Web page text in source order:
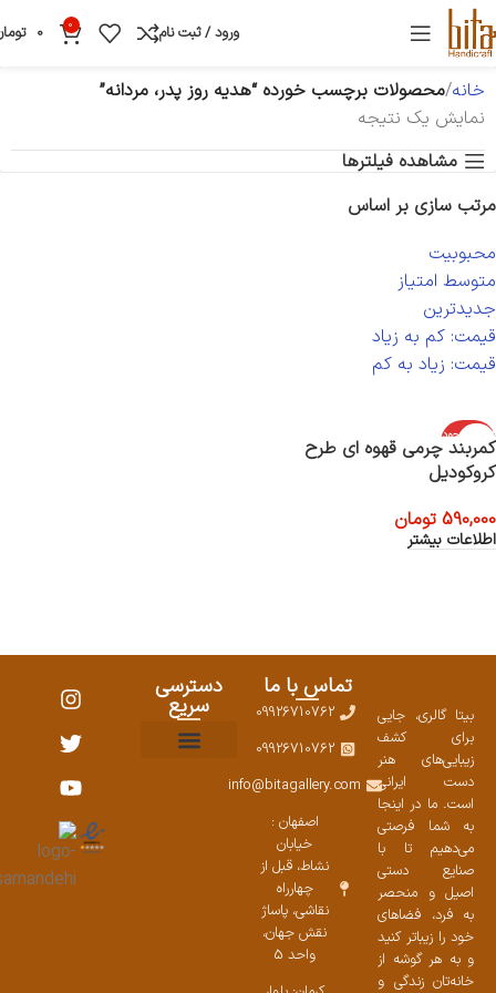
ورود / ثبت نام 0
0
خانه محصولات برچسب خورده “هدیه روز پدر، مردانه”
نمایش یک نتیجه
مشاهده فیلترها
مرتب سازی بر اساس
محبوبیت
متوسط امتیاز
جدیدترین
قیمت: کم به زیاد
قیمت: زیاد به کم
اتمام موجود
ی
کمربند چرمی قهوه ای طرح
کروکودیل
590,000 تومان
اطلاعات بیشتر
بیتا گالری، جایی
برای کشف
زیبایی‌های هنر
دست ایرانی
است. ما در اینجا
به شما فرصتی
می‌دهیم تا با
صنایع دستی
اصیل و منحصر
به فرد، فضاهای
خود را زیباتر کنید
و به هر گوشه از
خانه‌تان زندگی و
تماس با ما
09926710762
09926710762
info@bitagallery.com
اصفهان :
خیابان
نشاط، قبل از
چهارراه
نقاشی، پاساژ
نقش جهان،
واحد 5
دسترسی
سریع